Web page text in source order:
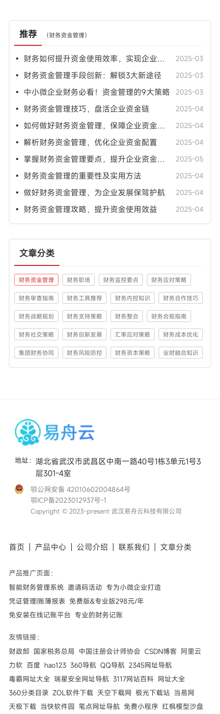
推荐 （财务资金管理）
• 财务如何提升资金使用效率，实现企业资金增值？ 2025-03
• 财务资金管理手段创新：解锁3大新途径 2025-03
• 中小微企业财务必看！资金管理的9大策略 2025-03
• 财务资金管理技巧，盘活企业资金链 2025-04
• 如何做好财务资金管理，保障企业资金安全 2025-04
• 解析财务资金管理，优化企业资金配置 2025-04
• 掌握财务资金管理要点，提升企业资金使用效率 2025-05
• 财务资金管理的重要性及实用方法 2025-04
• 做好财务资金管理，为企业发展保驾护航 2025-04
• 财务资金管理攻略，提升资金使用效益 2025-04
文章分类
财务资金管理 财务职场 财务监控要点 财务应对策略
财务审查指南 财务工具推荐 财务内控知识 财务合作技巧
财务战略规划 财务支持策略 财务整合 财务合规指南
财务社交策略 财务创新发展 汇率应对策略 财务成本优化
集团财务协同 财务风险防控 财务资本策略 业财融合知识
地址： 湖北省武汉市武昌区中南一路40号1栋3单元1号3
层301-4室
鄂公网安备 42010602004864号
鄂ICP备2023012937号-1
Copyright © 2023-present 武汉易舟云科技有限公司
首页 产品中心 公司介绍 联系我们 文章分类
产品推广页面：
智能财务管理系统 邀请码活动 专为小微企业打造
凭证管理|账簿报表 免费版&专业版298元/年
免安装在线记账平台 专业的财务记账
友情链接：
财政部 国家税务总局 中国注册会计师协会 CSDN博客 阿里云
力软 百度 hao123 360导航 QQ导航 2345网址导航
毒霸网址大全 瑞星安全网址导航 3117网站百科 网址大全
360分类目录 ZOL软件下载 天空下载网 极光下载站 当易网
天极下载 当快软件园 笔点网址导航 免费小程序 红枫模型沙盘